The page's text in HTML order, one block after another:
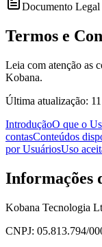
Documento Legal
Termos e
Leia com atenção as
Kobana.
Última atualização:
IntroduçãoO que o
contasConteúdos
por UsuáriosUso
Informações
Kobana Tecnologia
CNPJ: 05.813.794/